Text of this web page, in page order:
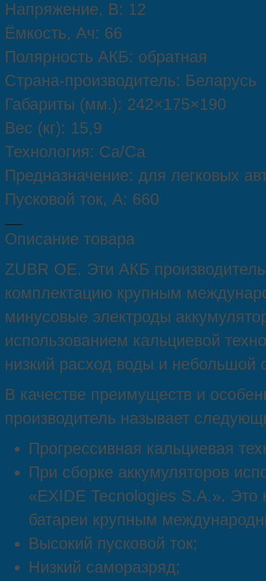
Напряжение, В: 12
Ёмкость, Ач: 66
Полярность АКБ: обратная
Страна‑производитель: Беларусь
Габариты (мм.): 242×175×190
Вес (кг): 15,9
Технология: Ca/Ca
Предназначение: для легковых
Пусковой ток, А: 660
Описание товара
ZUBR OE. Эти АКБ
комплектацию крупным
минусовые электроды
использованием кальциевой
низкий расход воды и небольшой
В качестве преимуществ и
производитель называет
Прогрессивная кальциевая
При сборке аккумуляторов
«EXIDE Tecnologies S.A.». Это
батареи крупным
Высокий пусковой ток;
Низкий саморазряд;